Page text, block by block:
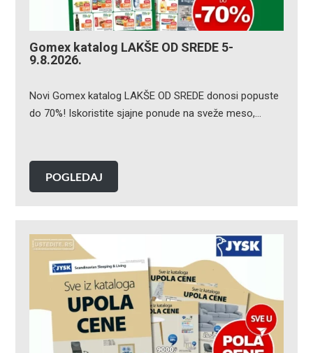
Gomex katalog LAKŠE OD SREDE 5-
9.8.2026.
Novi Gomex katalog LAKŠE OD SREDE donosi popuste
do 70%! Iskoristite sjajne ponude na sveže meso,…
POGLEDAJ